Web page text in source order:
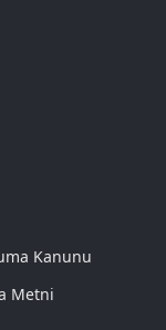
Kanunu
Metni